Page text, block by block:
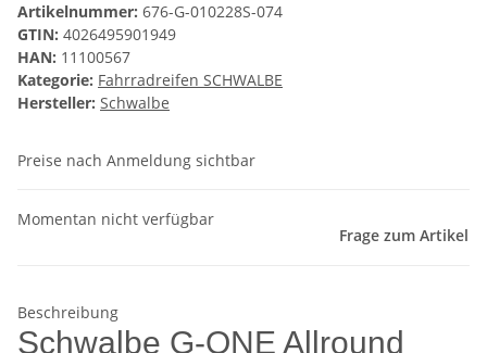
Artikelnummer: 676-G-010228S-074
GTIN: 4026495901949
HAN: 11100567
Kategorie: Fahrradreifen SCHWALBE
Hersteller: Schwalbe
Preise nach Anmeldung sichtbar
Momentan nicht verfügbar
Frage zum Artikel
Beschreibung
Schwalbe G-ONE Allround